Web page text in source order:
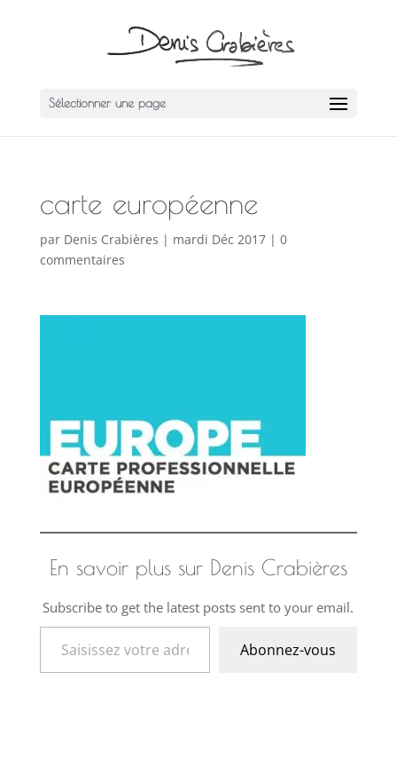
Sélectionner une page
carte européenne
par Denis Crabières | mardi Déc 2017| 0
commentaires
En savoir plus sur Denis Crabières
Subscribe to get the latest posts sent to your email.
Saisissez votre adresse e-mail…
Abonnez-vous